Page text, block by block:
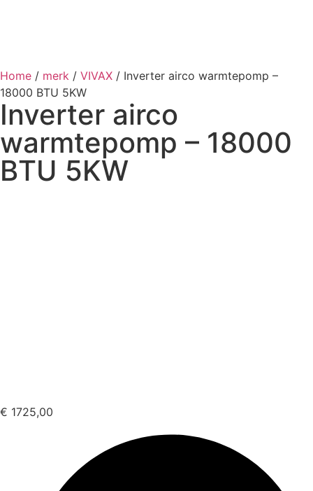
Home / merk / VIVAX / Inverter airco warmtepomp –
18000 BTU 5KW
Inverter airco
warmtepomp – 18000
BTU 5KW
€ 1725,00